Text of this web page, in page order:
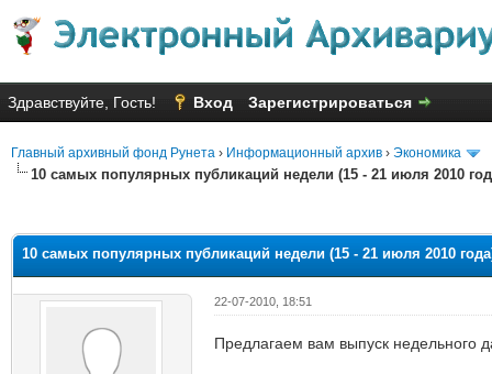
Здравствуйте, Гость! Вход Зарегистрироваться
Главный архивный фонд Рунета › Информационный архив › Экономика
10 cамых популярных публикаций недели (15 - 21 июля 2010
10 cамых популярных публикаций недели (15 - 21 июля 2010
22-07-2010, 18:51
Предлагаем вам выпуск недельного